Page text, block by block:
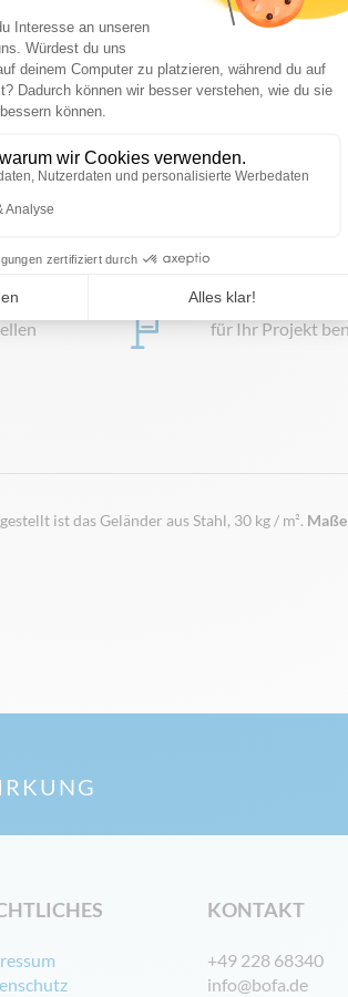
und
Wenn Sie eine
für Ihr Projekt
ist das Geländer aus Stahl, 30 kg / m². Maße
KONTAKT
+49 228 68340
info@bofa.de